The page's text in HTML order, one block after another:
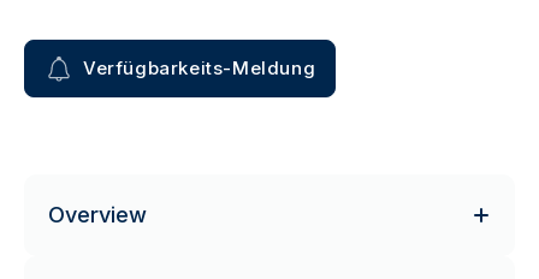
Verfügbarkeits-Meldung
Overview